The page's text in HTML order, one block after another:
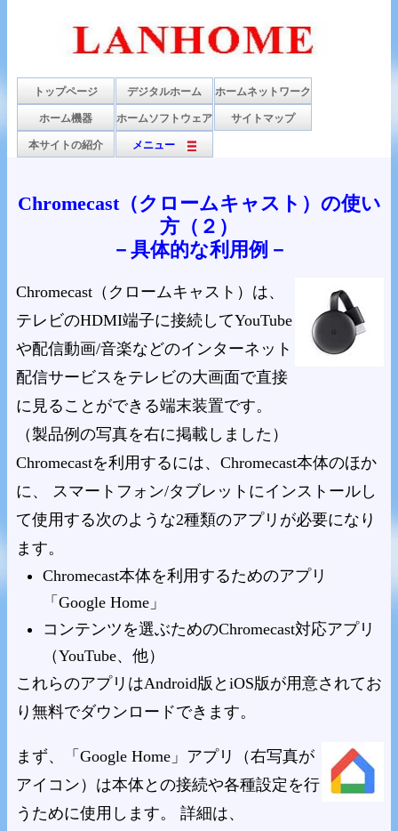
トップページ デジタルホーム ホームネットワーク
ホーム機器 ホームソフトウェア サイトマップ
本サイトの紹介 メニュー
Chromecast（クロームキャスト）の使い
方（２）
－具体的な利用例－
Chromecast（クロームキャスト）は、
テレビのHDMI端子に接続してYouTube
や配信動画/音楽などのインターネット
配信サービスをテレビの大画面で直接
に見ることができる端末装置です。
（製品例の写真を右に掲載しました）
Chromecastを利用するには、Chromecast本体のほか
に、 スマートフォン/タブレットにインストールし
て使用する次のような2種類のアプリが必要になり
ます。
Chromecast本体を利用するためのアプリ
「Google Home」
コンテンツを選ぶためのChromecast対応アプリ
（YouTube、他）
これらのアプリはAndroid版とiOS版が用意されてお
り無料でダウンロードできます。
まず、「Google Home」アプリ（右写真が
アイコン）は本体との接続や各種設定を行
うために使用します。 詳細は、